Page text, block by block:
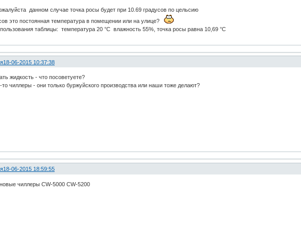
данном случае точка росы будет при 10.69 градусов по цельсию
это постоянная температура в помещении или на улице?
таблицы: температура 20 °C влажность 55%, точка росы равна 10,69 °C
18-06-2015 10:37:38
жидкость - что посоветуете?
то чиллеры - они только буржуйского производства или наши тоже делают?
18-06-2015 18:59:55
чиллеры CW-5000 CW-5200